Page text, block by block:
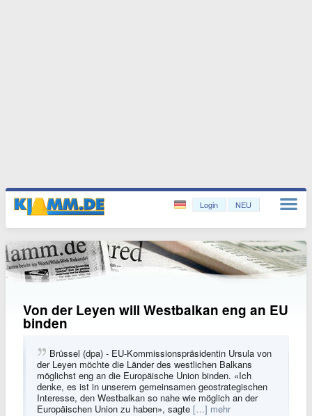
Login NEU
Von der Leyen will Westbalkan eng an EU
binden
Brüssel (dpa) - EU-Kommissionspräsidentin Ursula von
der Leyen möchte die Länder des westlichen Balkans
möglichst eng an die Europäische Union binden. «Ich
denke, es ist in unserem gemeinsamen geostrategischen
Interesse, den Westbalkan so nahe wie möglich an der
Europäischen Union zu haben», sagte […] mehr